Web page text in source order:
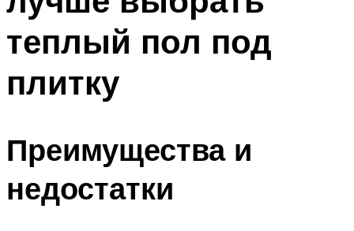
теплый пол под
плитку
Преимущества и
недостатки